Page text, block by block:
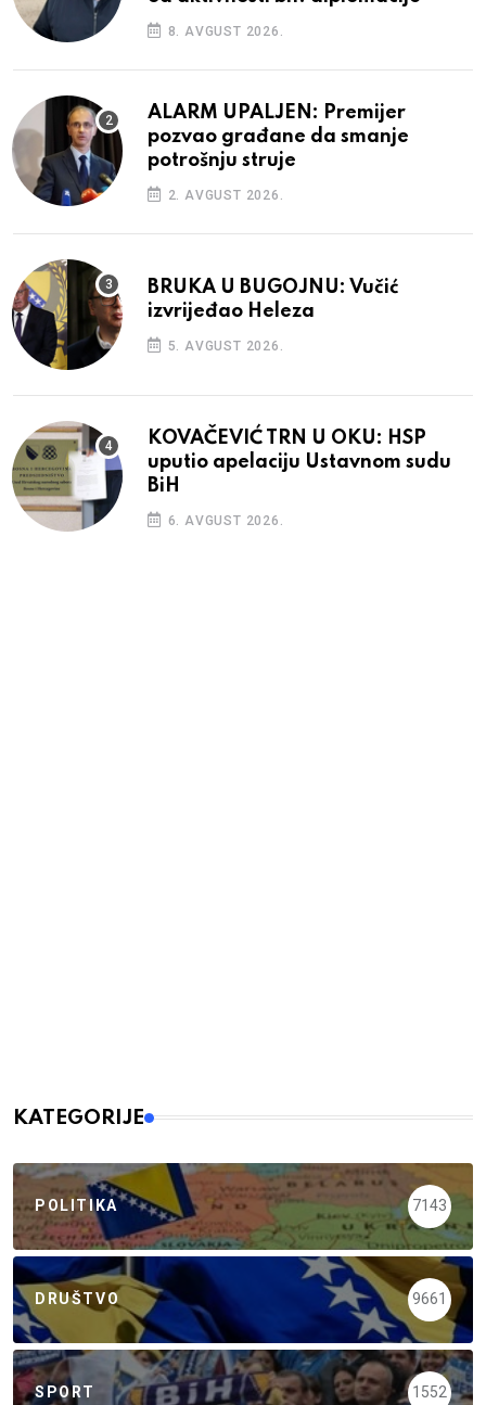
8. AVGUST 2026.
ALARM UPALJEN: Premijer
pozvao građane da smanje
potrošnju struje
2. AVGUST 2026.
BRUKA U BUGOJNU: Vučić
izvrijeđao Heleza
5. AVGUST 2026.
KOVAČEVIĆ TRN U OKU: HSP
uputio apelaciju Ustavnom sudu
BiH
6. AVGUST 2026.
KATEGORIJE
POLITIKA 7143
DRUŠTVO 9661
SPORT 1552